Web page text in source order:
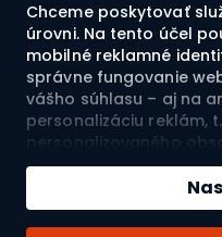
Chceme poskytovať
úrovni. Na tento účel
mobilné reklamné
správne fungovanie
vášho súhlasu – aj na
personalizáciu reklám,
personalizovaného
vašim záujmom a
cookie a mobilné
použité ako na
nepersonalizované
Pozrite
4.7
©